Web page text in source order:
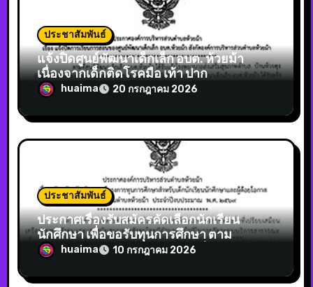
ประชาสัมพันธ์
แจ้งปิดศูนย์พัฒนาเด็กเล็ก อบต. ห้วยม้า
เนื่องจากเด็กติดโรคมือ เท้า ปาก
huaima 20 กรกฎาคม 2026
ประชาสัมพันธ์
ประกาศเรื่องรับสมัครคัดเลือกนักเรียน
นักศึกษา เพื่อขอรับทุนการศึกษา ตาม
โครงการทุนการศึกษาสำหรับเด็กนักเรียน
นักศึกษาและผู้ด้อยโอกาสองค์การบริหาร
ส่วนตำบลห้วยม้า ประจำปีงบประมาณ พ.ศ.
huaima 10 กรกฎาคม 2026